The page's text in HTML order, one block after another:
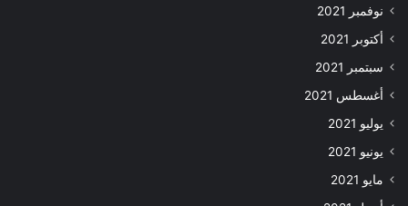
نوفمبر 2021
أكتوبر 2021
سبتمبر 2021
أغسطس 2021
يوليو 2021
يونيو 2021
مايو 2021